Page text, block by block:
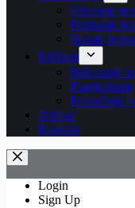
Obaveze
Postupak
Spisak
Etičnost
Rešavanje
Plagijarizam
Povlačenje
Arhiva
Kontakt
Login
Sign Up